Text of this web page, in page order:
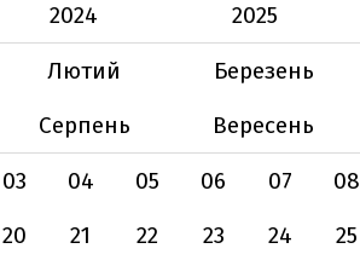
2024 2025
Лютий Березень
Серпень Вересень
03 04 05 06 07 08
20 21 22 23 24 25